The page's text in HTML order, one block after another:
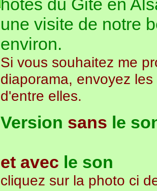
hôtes du Gite en
une visite de notre
environ.
Si vous souhaitez me
diaporama, envoyez
d'entre elles.
Version sans le
et avec le son
cliquez sur la photo ci